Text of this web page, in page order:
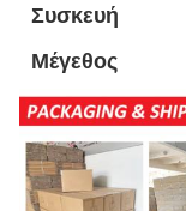
Συσκευή
Μέγεθος